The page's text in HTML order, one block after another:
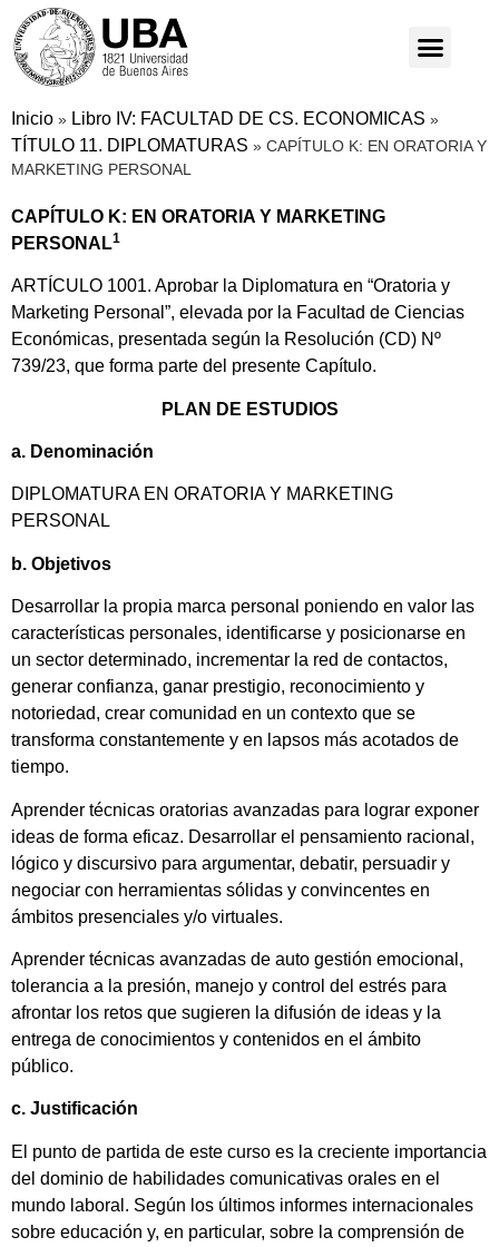
Inicio » Libro IV: FACULTAD DE CS. ECONOMICAS »
TÍTULO 11. DIPLOMATURAS » CAPÍTULO K: EN ORATORIA Y
MARKETING PERSONAL
CAPÍTULO K: EN ORATORIA Y MARKETING
PERSONAL1
ARTÍCULO 1001. Aprobar la Diplomatura en “Oratoria y
Marketing Personal”, elevada por la Facultad de Ciencias
Económicas, presentada según la Resolución (CD) Nº
739/23, que forma parte del presente Capítulo.
PLAN DE ESTUDIOS
a. Denominación
DIPLOMATURA EN ORATORIA Y MARKETING
PERSONAL
b. Objetivos
Desarrollar la propia marca personal poniendo en valor las
características personales, identificarse y posicionarse en
un sector determinado, incrementar la red de contactos,
generar confianza, ganar prestigio, reconocimiento y
notoriedad, crear comunidad en un contexto que se
transforma constantemente y en lapsos más acotados de
tiempo.
Aprender técnicas oratorias avanzadas para lograr exponer
ideas de forma eficaz. Desarrollar el pensamiento racional,
lógico y discursivo para argumentar, debatir, persuadir y
negociar con herramientas sólidas y convincentes en
ámbitos presenciales y/o virtuales.
Aprender técnicas avanzadas de auto gestión emocional,
tolerancia a la presión, manejo y control del estrés para
afrontar los retos que sugieren la difusión de ideas y la
entrega de conocimientos y contenidos en el ámbito
público.
c. Justificación
El punto de partida de este curso es la creciente importancia
del dominio de habilidades comunicativas orales en el
mundo laboral. Según los últimos informes internacionales
sobre educación y, en particular, sobre la comprensión de